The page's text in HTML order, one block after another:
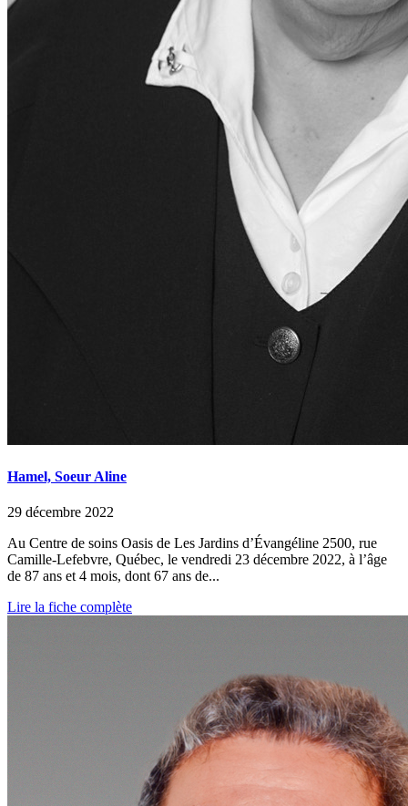
Hamel, Soeur Aline
29 décembre 2022
Au Centre de soins Oasis de Les Jardins d’Évangéline 2500, rue
Camille-Lefebvre, Québec, le vendredi 23 décembre 2022, à l’âge
de 87 ans et 4 mois, dont 67 ans de...
Lire la fiche complète